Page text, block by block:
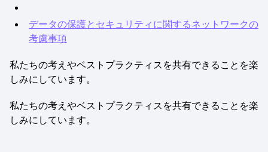
データの保護とセキュリティに関するネットワークの
考慮事項
私たちの考えやベストプラクティスを共有できることを楽
しみにしています。
私たちの考えやベストプラクティスを共有できることを楽
しみにしています。